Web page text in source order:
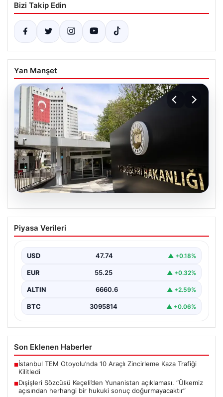
Bizi Takip Edin
Yan Manşet
07.08.2026
Dışişleri Sözcüsü Keçeli’den
Yunanistan açıklaması. “Ülkemiz
doğurmayacaktır”
Piyasa Verileri
USD 47.74 ▲ +0.18%
EUR 55.25 ▲ +0.32%
ALTIN 6660.6 ▲ +2.59%
BTC 3095814 ▲ +0.06%
Son Eklenen Haberler
■İstanbul TEM Otoyolu’nda 10 Araçlı Zincirleme Kaza Trafiği
Kilitledi
■Dışişleri Sözcüsü Keçeli’den Yunanistan açıklaması. “Ülkemiz
açısından herhangi bir hukuki sonuç doğurmayacaktır”